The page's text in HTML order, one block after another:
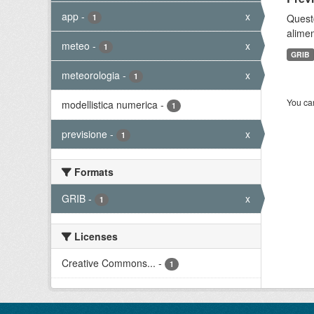
app - 1 x
meteo - 1 x
meteorologia - 1 x
modellistica numerica - 1
previsione - 1 x
Formats
GRIB - 1 x
Licenses
Creative Commons... - 1
GRIB
You